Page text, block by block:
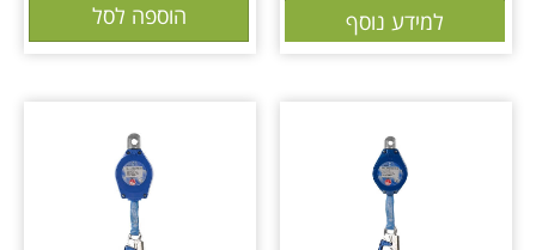
הוספה לסל
למידע נוסף הוספה לסל